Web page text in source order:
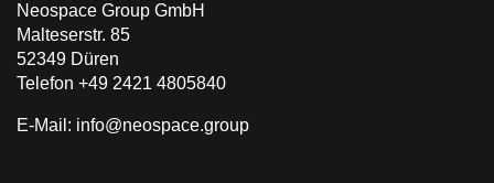
Neospace Group GmbH
Malteserstr. 85
52349 Düren
Telefon +49 2421 4805840
E-Mail: info@neospace.group